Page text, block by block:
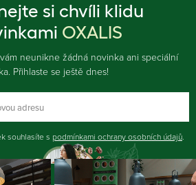
si chvíli klidu
OXALIS
neunikne žádná novinka ani speciální
Přihlaste se ještě dnes!
souhlasíte s podmínkami ochrany osobních údajů.